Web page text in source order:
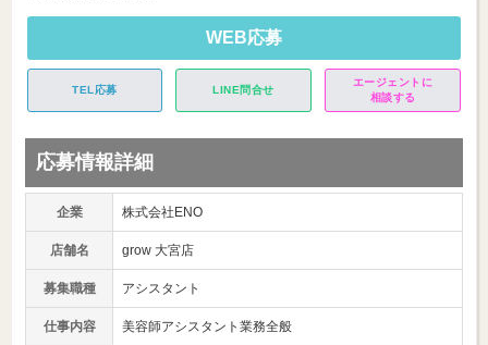
WEB応募
TEL応募 LINE問合せ
エージェントに
相談する
応募情報詳細
企業 株式会社ENO
店舗名 grow 大宮店
募集職種 アシスタント
仕事内容 美容師アシスタント業務全般